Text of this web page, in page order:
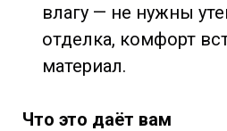
влагу — не нужны
отделка, комфорт
материал.
Что это даёт вам